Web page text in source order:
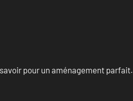
pour un aménagement parfait.